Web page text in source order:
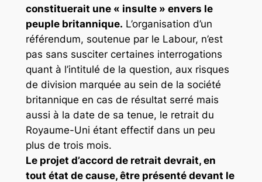
constituerait une « insulte » envers le
peuple britannique. L’organisation d’un
référendum, soutenue par le Labour, n’est
pas sans susciter certaines interrogations
quant à l’intitulé de la question, aux risques
de division marquée au sein de la société
britannique en cas de résultat serré mais
aussi à la date de sa tenue, le retrait du
Royaume-Uni étant effectif dans un peu
plus de trois mois.
Le projet d’accord de retrait devrait, en
tout état de cause, être présenté devant le